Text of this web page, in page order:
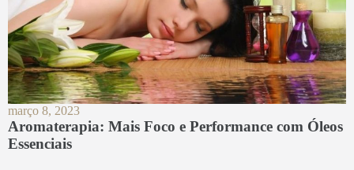
março 8, 2023
Aromaterapia: Mais Foco e Performance com Óleos
Essenciais